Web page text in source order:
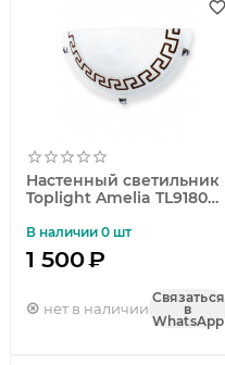
Настенный светильник
Toplight Amelia TL9180Y-
В наличии 0 шт
1 500₽
нет в наличии
Связаться
в
WhatsApp